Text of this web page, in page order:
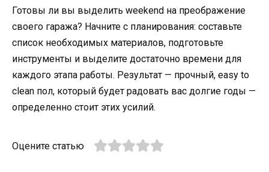
Готовы ли вы выделить weekend на преображение
своего гаража? Начните с планирования: составьте
список необходимых материалов, подготовьте
инструменты и выделите достаточно времени для
каждого этапа работы. Результат — прочный, easy to
clean пол, который будет радовать вас долгие годы —
определенно стоит этих усилий.
Оцените статью